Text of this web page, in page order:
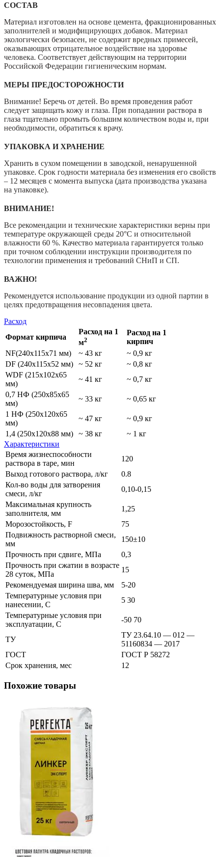
СОСТАВ
Материал изготовлен на основе цемента, фракционированных
заполнителей и модифицирующих добавок. Материал
экологически безопасен, не содержит вредных примесей,
оказывающих отрицательное воздействие на здоровье
человека. Соответствует действующим на территории
Российской Федерации гигиеническим нормам.
МЕРЫ ПРЕДОСТОРОЖНОСТИ
Внимание! Беречь от детей. Во время проведения работ
следует защищать кожу и глаза. При попадании раствора в
глаза тщательно промыть большим количеством воды и, при
необходимости, обратиться к врачу.
УПАКОВКА И ХРАНЕНИЕ
Хранить в сухом помещении в заводской, ненарушенной
упаковке. Срок годности материала без изменения его свойств
– 12 месяцев с момента выпуска (дата производства указана
на упаковке).
ВНИМАНИЕ!
Все рекомендации и технические характеристики верны при
температуре окружающей среды 20°С и относительной
влажности 60 %. Качество материала гарантируется только
при точном соблюдении инструкции производителя по
технологии применения и требований СНиП и СП.
ВАЖНО!
Рекомендуется использование продукции из одной партии в
целях предотвращения несовпадения цвета.
Расход
Формат кирпича
Расход на 1
м2
Расход на 1
кирпич
NF(240х115х71 мм)
~ 43 кг
~ 0,9 кг
DF (240х115х52 мм)
~ 52 кг
~ 0,8 кг
WDF (215х102х65
мм)
~ 41 кг
~ 0,7 кг
0,7 НФ (250х85х65
мм)
~ 33 кг
~ 0,65 кг
1 НФ (250х120х65
мм)
~ 47 кг
~ 0,9 кг
1,4 (250х120х88 мм)
~ 38 кг
~ 1 кг
Характеристики
Время жизнеспособности
раствора в таре, мин
120
Выход готового раствора, л/кг
0.8
Кол-во воды для затворения
смеси, л/кг
0,10-0,15
Максимальная крупность
заполнителя, мм
1,25
Морозостойкость, F
75
Подвижность растворной смеси,
мм
150±10
Прочность при сдвиге, МПа
0,3
Прочность при сжатии в возрасте
28 суток, МПа
15
Рекомендуемая ширина шва, мм
5-20
Температурные условия при
нанесении, С
5 30
Температурные условия при
эксплуатации, С
-50 70
ТУ
ТУ 23.64.10 — 012 —
51160834 — 2017
ГОСТ
ГОСТ Р 58272
Срок хранения, мес
12
Похожие товары